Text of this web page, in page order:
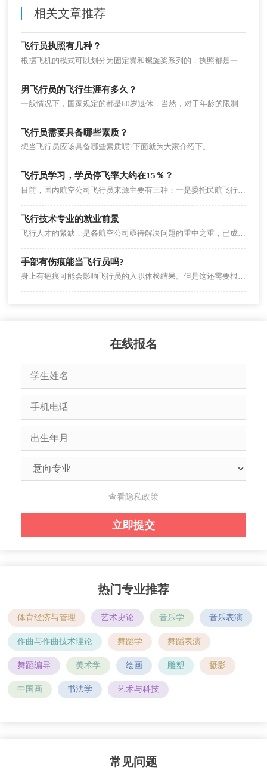
相关文章推荐
飞行员执照有几种？
男飞行员的飞行生涯有多久？
一般情况下，国家规定的都是60岁退休，当然，对于年龄的限制比较严格，考虑到身体以及能力等方面，也是对60岁以上的人予以照顾。飞行员作为一项高技术高难度的工作，要求是非常严苛的，培养一个优秀的飞行员，周期都比较长，更何况是已经有二三十年飞行经验的人才，更是不可多得。
飞行员需要具备哪些素质？
想当飞行员应该具备哪些素质呢?下面就为大家介绍下。
飞行员学习，学员停飞率大约在15％？
飞行技术专业的就业前景
飞行人才的紧缺，是各航空公司亟待解决问题的重中之重，已成为各航空公司既好又快发展的瓶颈。学生毕业后，主要就职于国内各大航空公司等民航企业，从事民航航线飞行驾驶工作。
手部有伤痕能当飞行员吗?
身上有疤痕可能会影响飞行员的入职体检结果。但是这还需要根据疤痕所在的位置以及瘢痕的大小和严重程度而定，并不是只要有疤痕，就不能做飞行员。
在线报名
查看隐私政策
热门专业推荐
体育经济与管理 艺术史论 音乐学 音乐表演
作曲与作曲技术理论 舞蹈学 舞蹈表演
舞蹈编导 美术学 绘画 雕塑 摄影
中国画 书法学 艺术与科技
常见问题